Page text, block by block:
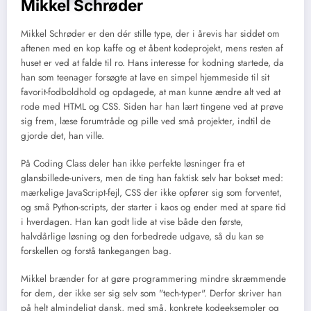
Mikkel Schrøder
Mikkel Schrøder er den dér stille type, der i årevis har siddet om
aftenen med en kop kaffe og et åbent kodeprojekt, mens resten af
huset er ved at falde til ro. Hans interesse for kodning startede, da
han som teenager forsøgte at lave en simpel hjemmeside til sit
favorit-fodboldhold og opdagede, at man kunne ændre alt ved at
rode med HTML og CSS. Siden har han lært tingene ved at prøve
sig frem, læse forumtråde og pille ved små projekter, indtil de
gjorde det, han ville.
På Coding Class deler han ikke perfekte løsninger fra et
glansbillede-univers, men de ting han faktisk selv har bokset med:
mærkelige JavaScript-fejl, CSS der ikke opfører sig som forventet,
og små Python-scripts, der starter i kaos og ender med at spare tid
i hverdagen. Han kan godt lide at vise både den første,
halvdårlige løsning og den forbedrede udgave, så du kan se
forskellen og forstå tankegangen bag.
Mikkel brænder for at gøre programmering mindre skræmmende
for dem, der ikke ser sig selv som "tech-typer". Derfor skriver han
på helt almindeligt dansk, med små, konkrete kodeeksempler og